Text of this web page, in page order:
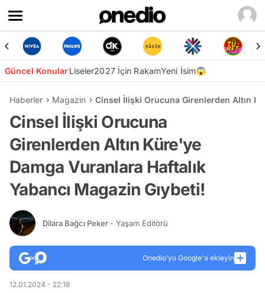
Güncel KonularLiseler2027 İçin RakamYeni İsim😱
Haberler Magazin Cinsel İlişki Orucuna Girenlerden Altın
Cinsel İlişki Orucuna
Girenlerden Altın Küre'ye
Damga Vuranlara Haftalık
Yabancı Magazin Gıybeti!
Dilara Bağcı Peker - Yaşam Editörü
Onedio’yu Google'a ekleyin
12.01.2024 - 22:18